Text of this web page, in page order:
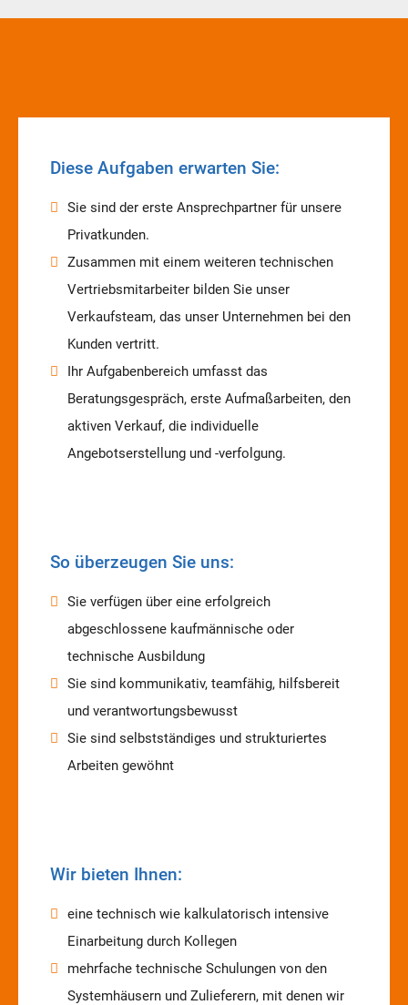
Diese Aufgaben erwarten Sie:
Sie sind der erste Ansprechpartner für unsere
Privatkunden.
Zusammen mit einem weiteren technischen
Vertriebsmitarbeiter bilden Sie unser
Verkaufsteam, das unser Unternehmen bei den
Kunden vertritt.
Ihr Aufgabenbereich umfasst das
Beratungsgespräch, erste Aufmaßarbeiten, den
aktiven Verkauf, die individuelle
Angebotserstellung und -verfolgung.
So überzeugen Sie uns:
Sie verfügen über eine erfolgreich
abgeschlossene kaufmännische oder
technische Ausbildung
Sie sind kommunikativ, teamfähig, hilfsbereit
und verantwortungsbewusst
Sie sind selbstständiges und strukturiertes
Arbeiten gewöhnt
Wir bieten Ihnen:
eine technisch wie kalkulatorisch intensive
Einarbeitung durch Kollegen
mehrfache technische Schulungen von den
Systemhäusern und Zulieferern, mit denen wir